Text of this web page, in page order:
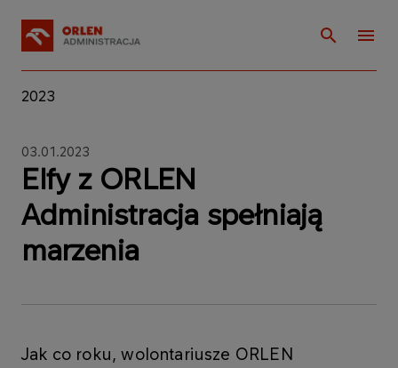
2023
03.01.2023
Elfy z ORLEN
Administracja spełniają
marzenia
Jak co roku, wolontariusze ORLEN